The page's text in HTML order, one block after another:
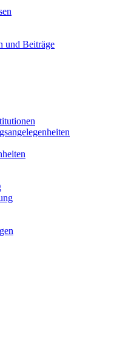
und Beiträge